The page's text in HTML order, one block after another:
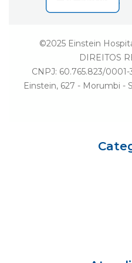
©2025 Einstein
DIREITOS
CNPJ: 60.765.823/
Einstein, 627 - Morumbi -